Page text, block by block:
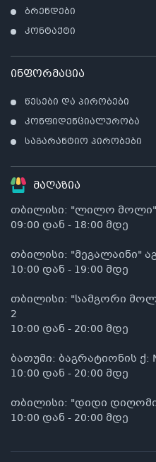
ბრენდები
კონტაქტი
ინფორმაცია
წესები და პირობები
კონფიდენციალურობა
საგარანტიო პირობები
მაღაზია
თბილისი: "ლილო მოლი"
09:00 დან - 18:00 მდე
თბილისი: "მეგალაინი"
10:00 დან - 19:00 მდე
თბილისი: "სამგორი
2
10:00 დან - 20:00 მდე
ბათუმი: ბაგრატიონის ქ:
10:00 დან - 20:00 მდე
თბილისი: "დიდი
10:00 დან - 20:00 მდე